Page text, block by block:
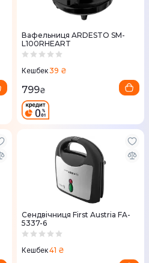
Вафельниця ARDESTO SM-
L100RHEART
Кешбек39 ₴
799₴
Сендвічниця First Austria FA-
5337-6
Кешбек41 ₴